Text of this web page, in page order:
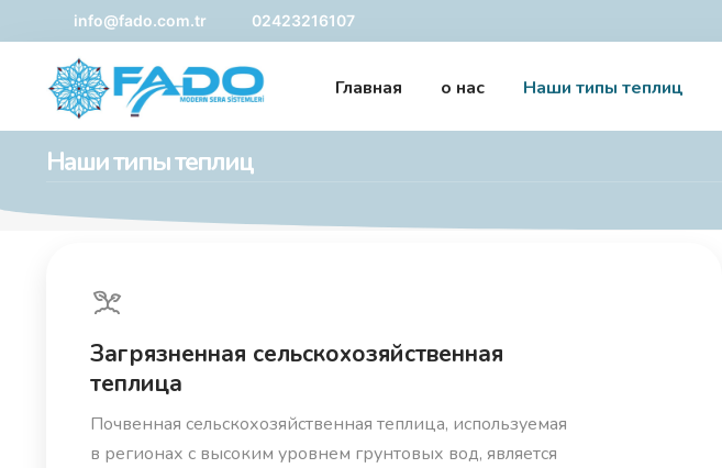
info@fado.com.tr 02423216107
Главная о нас Наши типы теплиц
Наши типы теплиц
Загрязненная сельскохозяйственная
теплица
Почвенная сельскохозяйственная теплица, используемая
в регионах с высоким уровнем грунтовых вод, является